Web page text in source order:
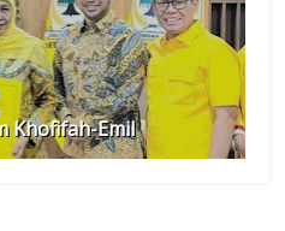
Khofifah-Emil